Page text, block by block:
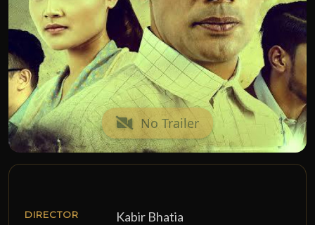
No Trailer
DIRECTOR Kabir Bhatia